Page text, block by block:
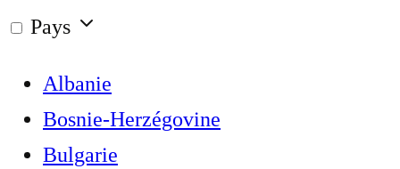
Pays
Albanie
Bosnie-Herzégovine
Bulgarie